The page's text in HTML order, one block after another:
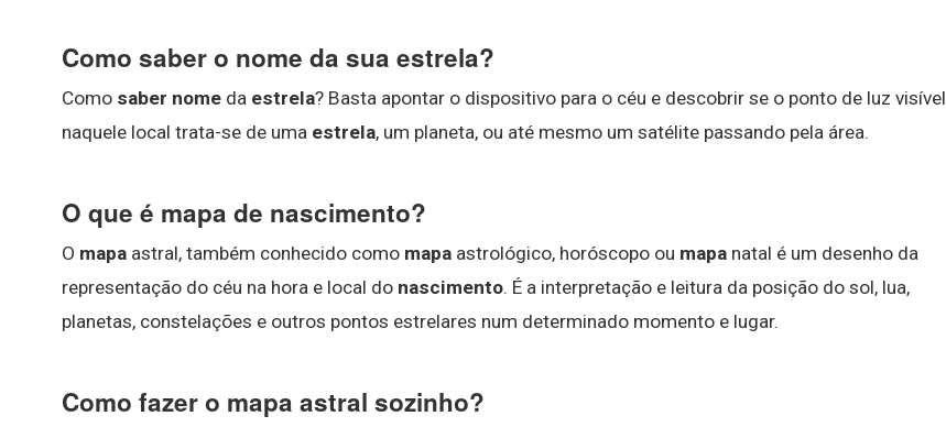
Como saber o nome da sua estrela?
Como saber nome da estrela? Basta apontar o dispositivo para o céu e descobrir se o ponto de luz visível
naquele local trata-se de uma estrela, um planeta, ou até mesmo um satélite passando pela área.
O que é mapa de nascimento?
O mapa astral, também conhecido como mapa astrológico, horóscopo ou mapa natal é um desenho da
representação do céu na hora e local do nascimento. É a interpretação e leitura da posição do sol, lua,
planetas, constelações e outros pontos estrelares num determinado momento e lugar.
Como fazer o mapa astral sozinho?